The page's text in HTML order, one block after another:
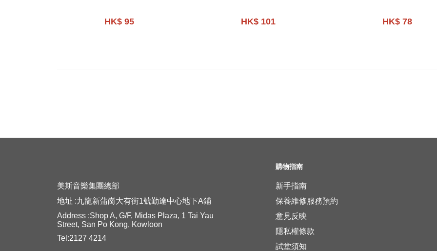
HK$ 95 HK$ 101 HK$ 78
購物指南
美斯音樂集團總部
地址 :九龍新蒲崗大有街1號勤達中心地下A鋪
Address :Shop A, G/F, Midas Plaza, 1 Tai Yau
Street, San Po Kong, Kowloon
Tel:2127 4214
新手指南
保養維修服務預約
意見反映
隱私權條款
試堂須知